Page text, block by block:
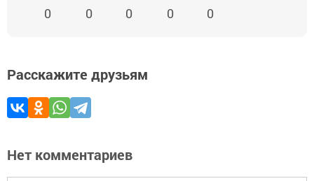
0 0 0 0 0
Расскажите друзьям
Нет комментариев